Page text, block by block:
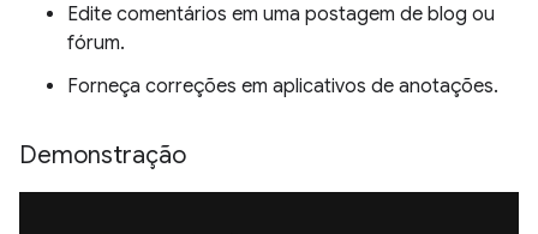
Edite comentários em uma postagem de blog ou
fórum.
Forneça correções em aplicativos de anotações.
Demonstração